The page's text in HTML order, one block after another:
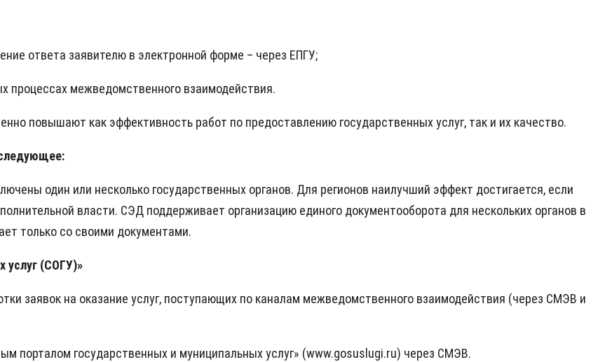
ответа заявителю в электронной форме – через ЕПГУ;
процессах межведомственного взаимодействия.
повышают как эффективность работ по предоставлению государственных услуг, так и их качество.
один или несколько государственных органов. Для регионов наилучший эффект достигается, если
власти. СЭД поддерживает организацию единого документооборота для нескольких органов в
только со своими документами.
услуг (СОГУ)»
заявок на оказание услуг, поступающих по каналам межведомственного взаимодействия (через СМЭВ и
порталом государственных и муниципальных услуг» (www.gosuslugi.ru) через СМЭВ.